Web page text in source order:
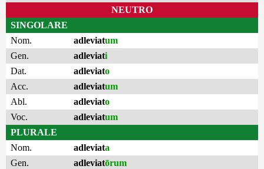
NEUTRO
SINGOLARE
Nom.
adleviatum
Gen.
adleviati
Dat.
adleviato
Acc.
adleviatum
Abl.
adleviato
Voc.
adleviatum
PLURALE
Nom.
adleviata
Gen.
adleviatōrum